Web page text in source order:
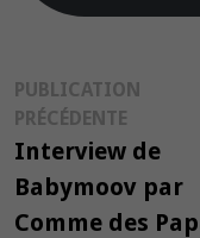
Navigation
de
l’article
PUBLICATION
PRÉCÉDENTE
Interview de
Babymoov par
Comme des